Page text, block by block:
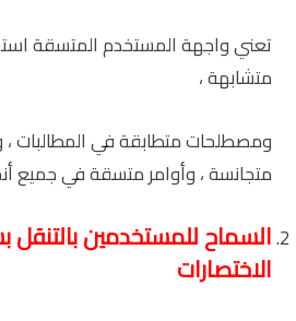
تعني واجهة المستخدم المتسقة
متشابهة ،
ومصطلحات متطابقة في المطالبات
متجانسة ، وأوامر متسقة في جميع
السماح للمستخدمين بالتنقل
الاختصارات